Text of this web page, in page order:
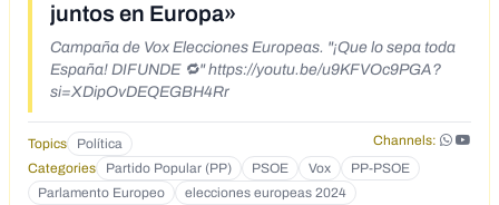
juntos en Europa»
Campaña de Vox Elecciones Europeas. "¡Que lo sepa toda
España! DIFUNDE 🔁" https://youtu.be/u9KFVOc9PGA?
si=XDipOvDEQEGBH4Rr
Topics Política
Channels:
Categories
Partido Popular (PP) PSOE Vox
PP-PSOE
Parlamento Europeo
elecciones europeas 2024